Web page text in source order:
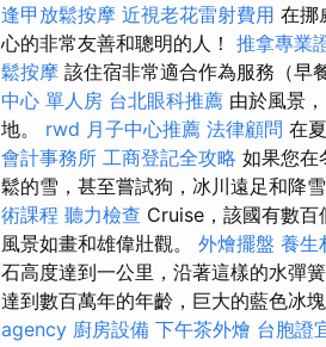
逢甲放鬆按摩 近視老花雷射費用 在挪
心的非常友善和聰明的人！ 推拿專業
鬆按摩 該住宿非常適合作為服務（早
中心 單人房 台北眼科推薦 由於風景
地。 rwd 月子中心推薦 法律顧問 在
會計事務所 工商登記全攻略 如果您在
鬆的雪，甚至嘗試狗，冰川遠足和降
術課程 聽力檢查 Cruise，該國有數百
風景如畫和雄偉壯觀。 外燴擺盤 養生
石高度達到一公里，沿著這樣的水彈
達到數百萬年的年齡，巨大的藍色冰
agency 廚房設備 下午茶外燴 台胞證